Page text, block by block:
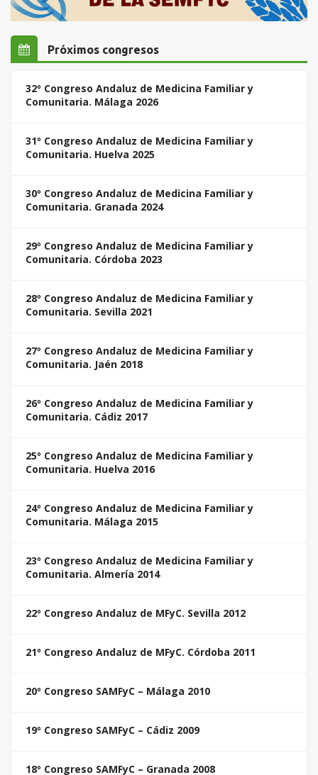
Próximos congresos
32º Congreso Andaluz de Medicina Familiar y
Comunitaria. Málaga 2026
31º Congreso Andaluz de Medicina Familiar y
Comunitaria. Huelva 2025
30º Congreso Andaluz de Medicina Familiar y
Comunitaria. Granada 2024
29º Congreso Andaluz de Medicina Familiar y
Comunitaria. Córdoba 2023
28º Congreso Andaluz de Medicina Familiar y
Comunitaria. Sevilla 2021
27º Congreso Andaluz de Medicina Familiar y
Comunitaria. Jaén 2018
26º Congreso Andaluz de Medicina Familiar y
Comunitaria. Cádiz 2017
25º Congreso Andaluz de Medicina Familiar y
Comunitaria. Huelva 2016
24º Congreso Andaluz de Medicina Familiar y
Comunitaria. Málaga 2015
23º Congreso Andaluz de Medicina Familiar y
Comunitaria. Almería 2014
22º Congreso Andaluz de MFyC. Sevilla 2012
21º Congreso Andaluz de MFyC. Córdoba 2011
20º Congreso SAMFyC – Málaga 2010
19º Congreso SAMFyC – Cádiz 2009
18º Congreso SAMFyC – Granada 2008